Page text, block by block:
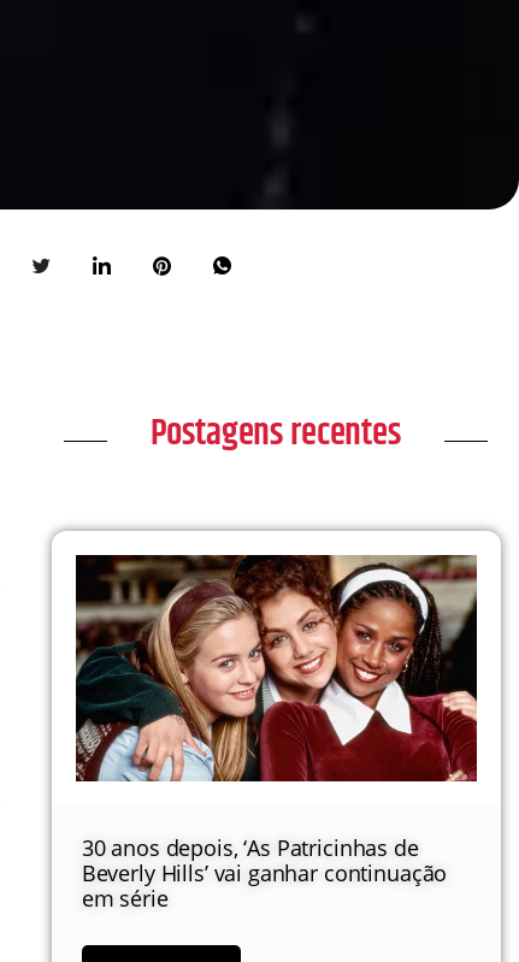
Postagens recentes
30 anos depois, ‘As Patricinhas de
Beverly Hills’ vai ganhar continuação
em série